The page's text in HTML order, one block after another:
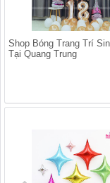
Shop Bóng Trang Trí
Tại Quang Trung